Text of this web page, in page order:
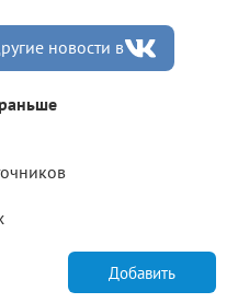
новости в
Добавить